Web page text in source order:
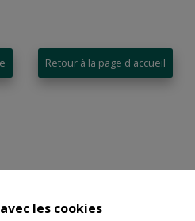
les cookies
Retour à la page d'accueil